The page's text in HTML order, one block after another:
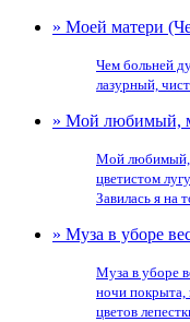
» Моей матери
Чем больней
лазурный,
» Мой любимый,
Мой любимый,
цветистом
Завилась я на
» Муза в уборе
Муза в уборе
ночи покрыта,
цветов